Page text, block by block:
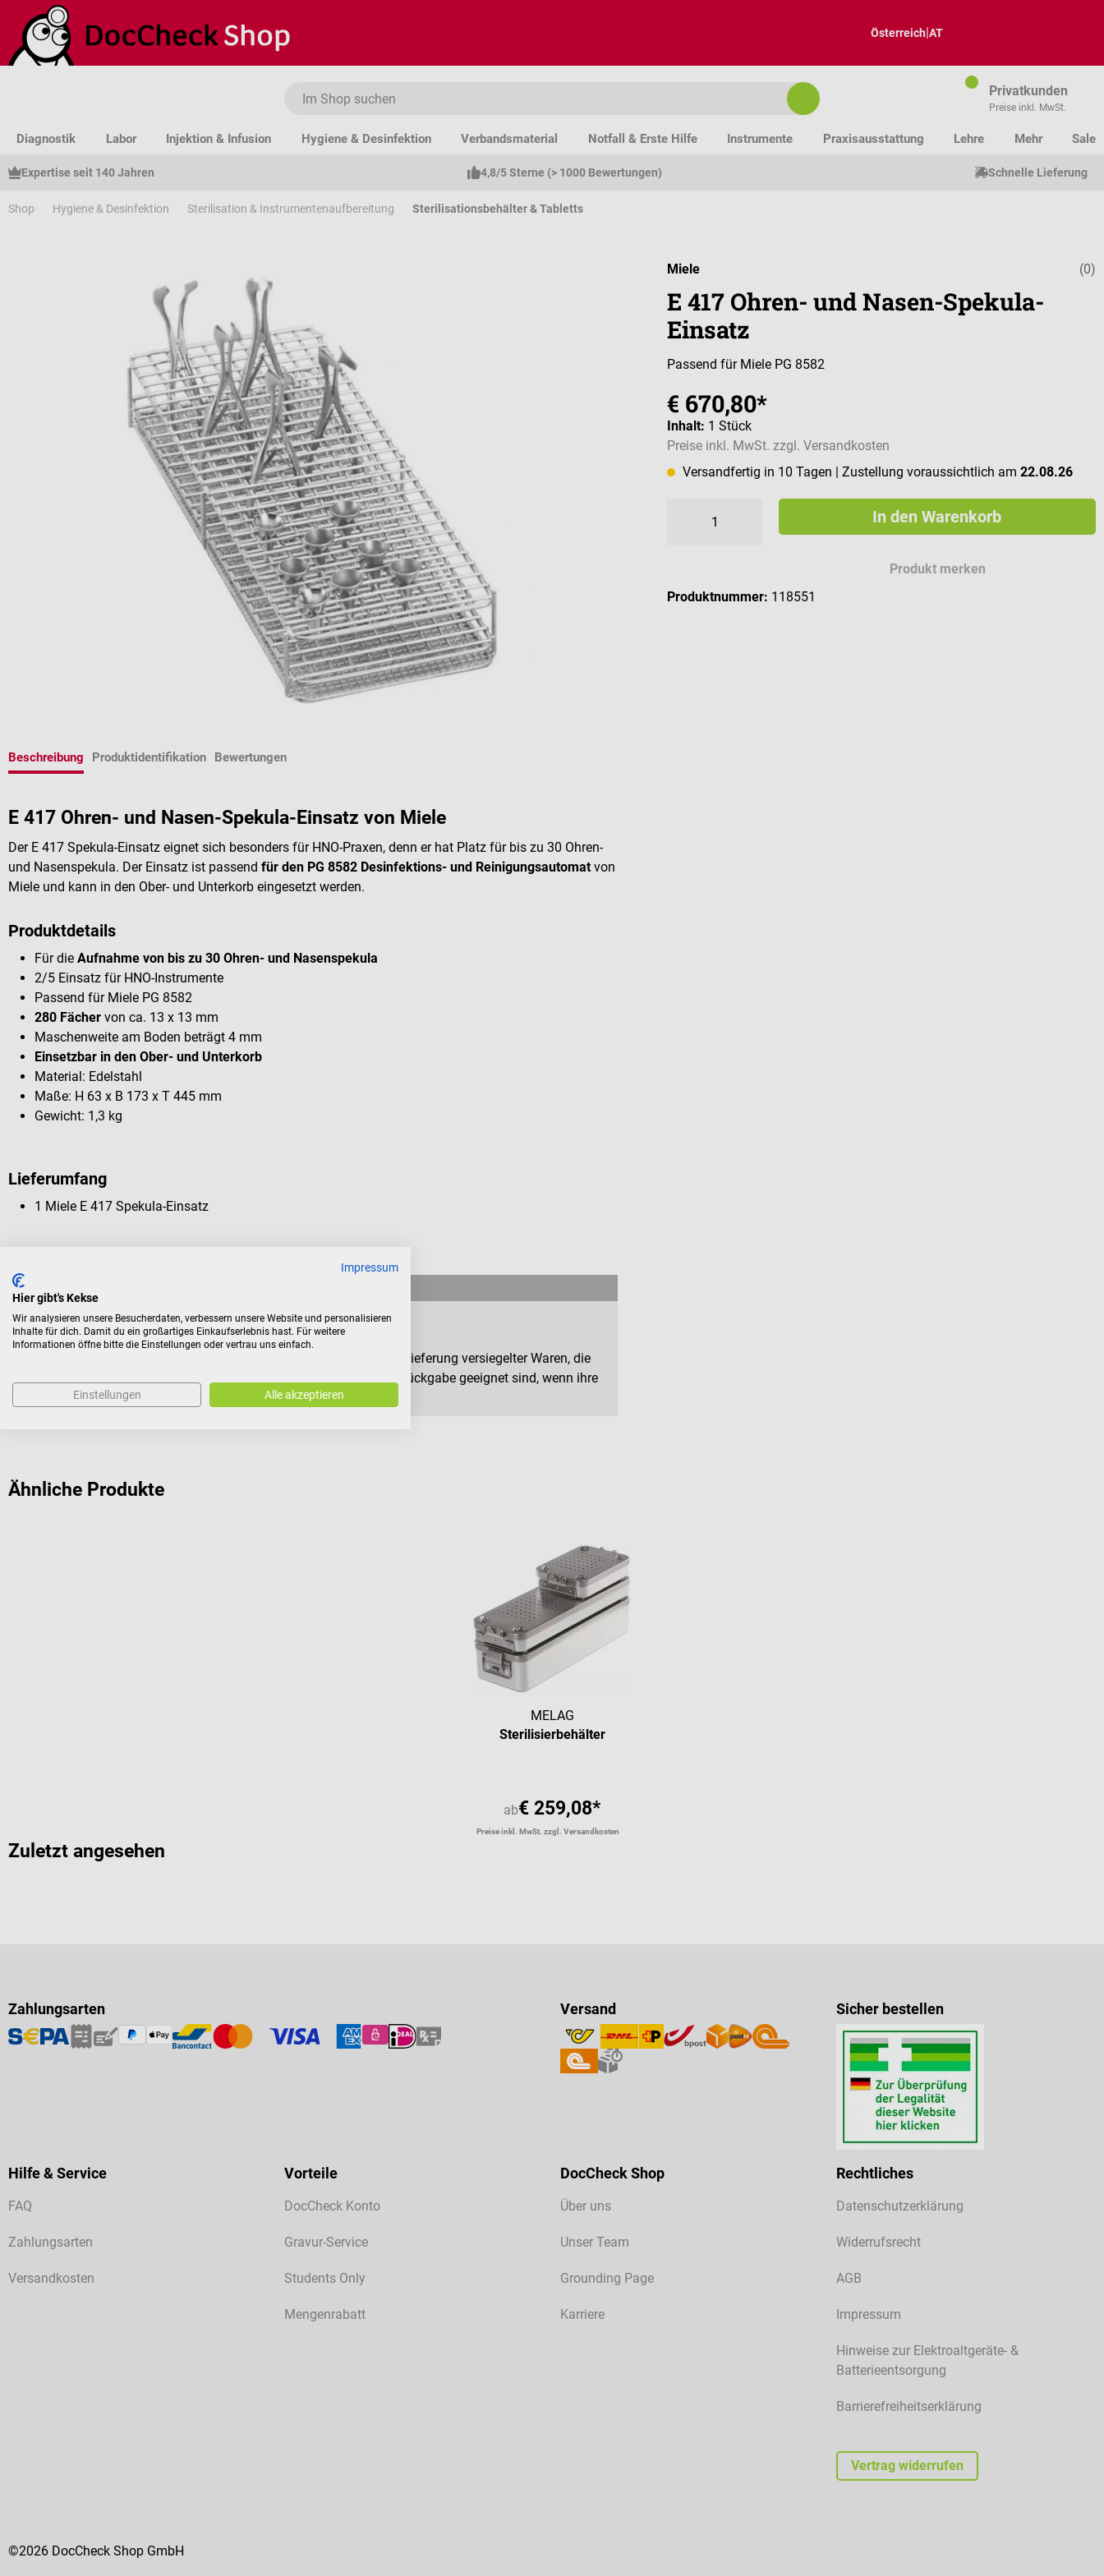
Hauptinhalt springen
Zur Suche springen
Zur Hauptnavigation springen
Österreich|AT
Privatkunden
Preise inkl. MwSt.
Diagnostik Labor Injektion & Infusion Hygiene & Desinfektion Verbandsmaterial Notfall & Erste Hilfe Instrumente Praxisausstattung Lehre Mehr Sale
Expertise seit 140 Jahren 4,8/5 Sterne (> 1000 Bewertungen) Schnelle Lieferung
Shop Hygiene & Desinfektion Sterilisation & Instrumentenaufbereitung Sterilisationsbehälter & Tabletts
(0)
Miele
E 417 Ohren- und Nasen-Spekula-
Einsatz
Passend für Miele PG 8582
€ 670,80*
Inhalt: 1 Stück
Preise inkl. MwSt. zzgl. Versandkosten
Versandfertig in 10 Tagen
| Zustellung voraussichtlich am22.08.26
In den Warenkorb
Produkt merken
Produktnummer: 118551
Beschreibung Produktidentifikation Bewertungen
E 417 Ohren- und Nasen-Spekula-Einsatz von Miele
Der E 417 Spekula-Einsatz eignet sich besonders für HNO-Praxen, denn er hat Platz für bis zu 30 Ohren-
und Nasenspekula. Der Einsatz ist passend für den PG 8582 Desinfektions- und Reinigungsautomat von
Miele und kann in den Ober- und Unterkorb eingesetzt werden.
Produktdetails
Für die Aufnahme von bis zu 30 Ohren- und Nasenspekula
2/5 Einsatz für HNO-Instrumente
Passend für Miele PG 8582
280 Fächer von ca. 13 x 13 mm
Maschenweite am Boden beträgt 4 mm
Einsetzbar in den Ober- und Unterkorb
Material: Edelstahl
Maße: H 63 x B 173 x T 445 mm
Gewicht: 1,3 kg
Lieferumfang
1 Miele E 417 Spekula-Einsatz
Dieses Produkt ist von der Rücknahme ausgeschlossen.
Für Verbraucher besteht das Widerrufsrecht nicht bei Verträgen zur Lieferung versiegelter Waren, die
aus Gründen des Gesundheitsschutzes oder der Hygiene nicht zur Rückgabe geeignet sind, wenn ihre
Versiegelung nach der Lieferung entfernt wurde.
Ähnliche Produkte
MELAG
Sterilisierbehälter
ab€ 259,08*
Preise inkl. MwSt. zzgl. Versandkosten
Zuletzt angesehen
Zahlungsarten Versand Sicher bestellen
Hilfe & Service
FAQ
Zahlungsarten
Versandkosten
Vorteile
DocCheck Konto
Gravur-Service
Students Only
Mengenrabatt
DocCheck Shop
Über uns
Unser Team
Grounding Page
Karriere
Rechtliches
Datenschutzerklärung
Widerrufsrecht
AGB
Impressum
Hinweise zur Elektroaltgeräte- &
Batterieentsorgung
Barrierefreiheitserklärung
Vertrag widerrufen
©2026 DocCheck Shop GmbH
Impressum
Hier gibt's Kekse
Wir analysieren unsere Besucherdaten, verbessern unsere Website und personalisieren
Inhalte für dich. Damit du ein großartiges Einkaufserlebnis hast. Für weitere
Informationen öffne bitte die Einstellungen oder vertrau uns einfach.
Einstellungen Alle akzeptieren